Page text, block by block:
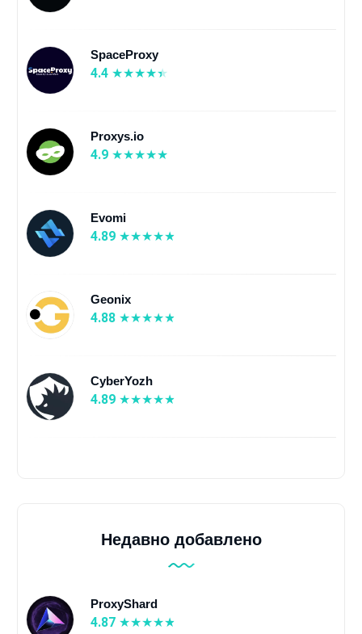
SpaceProxy
4.4
Proxys.io
4.9
Evomi
4.89
Geonix
4.88
CyberYozh
4.89
Недавно добавлено
ProxyShard
4.87